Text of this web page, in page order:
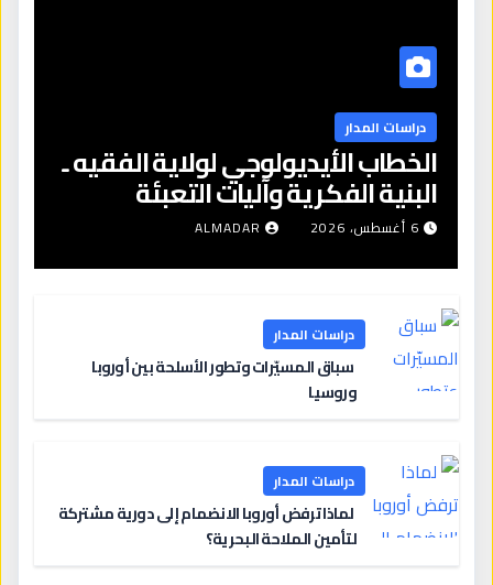
دراسات المدار
الخطاب الأيديولوجي لولاية الفقيه ـ
البنية الفكرية وآليات التعبئة
6 أغسطس، 2026 ALMADAR
دراسات المدار
سباق المسيّرات وتطور الأسلحة بين أوروبا
وروسيا
دراسات المدار
لماذا ترفض أوروبا الانضمام إلى دورية مشتركة
لتأمين الملاحة البحرية؟